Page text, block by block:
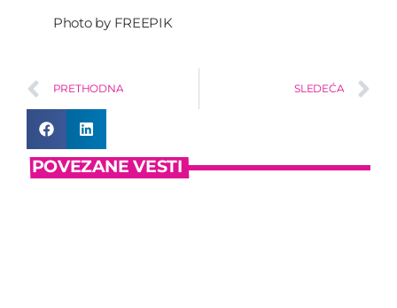
Photo by FREEPIK
PRETHODNA SLEDEĆA
POVEZANE VESTI